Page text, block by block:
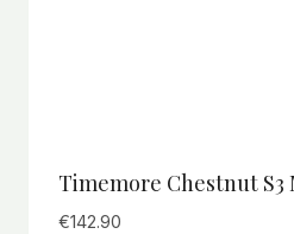
Timemore Chestnut
€142.90